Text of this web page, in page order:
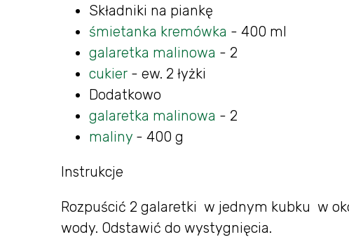
Składniki na piankę
śmietanka kremówka - 400 ml
galaretka malinowa - 2
cukier - ew. 2 łyżki
Dodatkowo
galaretka malinowa - 2
maliny - 400 g
Instrukcje
Rozpuścić 2 galaretki w jednym kubku w
wody. Odstawić do wystygnięcia.